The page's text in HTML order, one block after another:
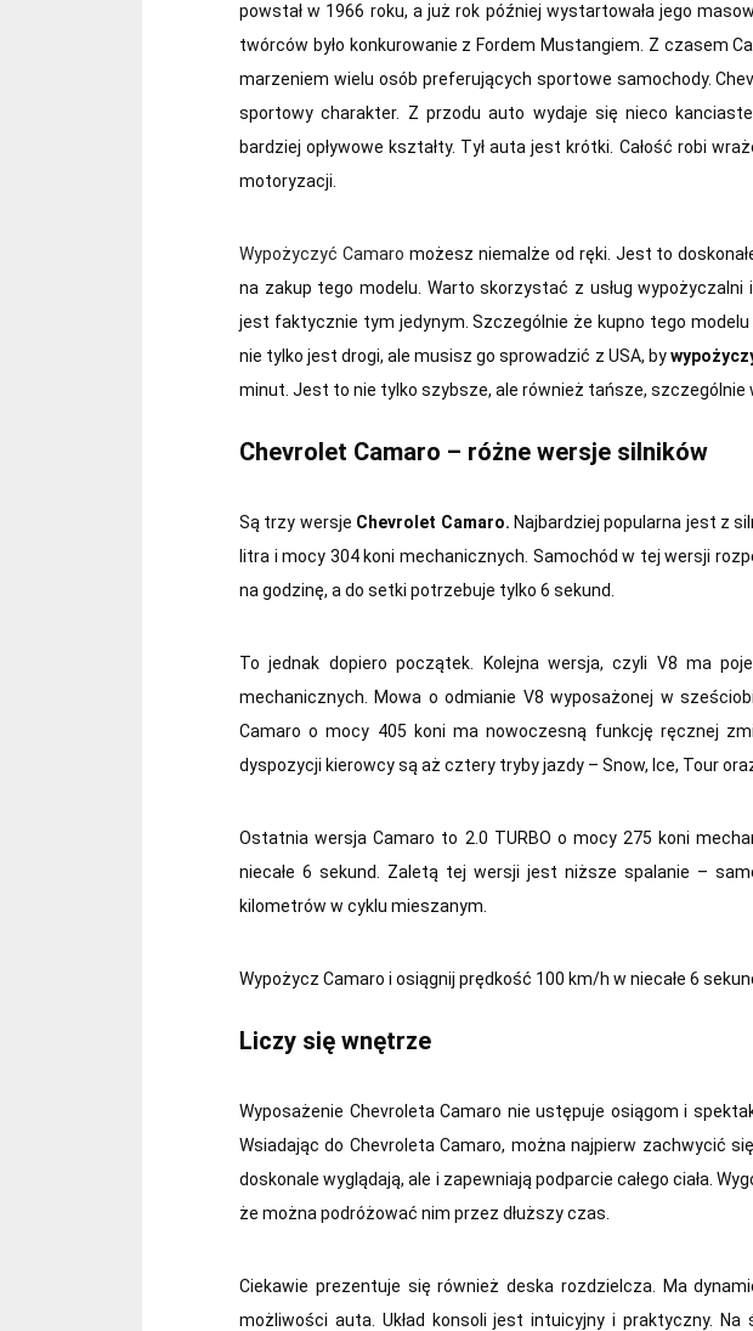
powstał w 1966 roku, a już rok później wystartowała jego
twórców było konkurowanie z Fordem Mustangiem. Z czasem
marzeniem wielu osób preferujących sportowe samochody.
sportowy charakter. Z przodu auto wydaje się nieco
bardziej opływowe kształty. Tył auta jest krótki. Całość robi
motoryzacji.
Wypożyczyć Camaro możesz niemalże od ręki. Jest to
na zakup tego modelu. Warto skorzystać z usług
jest faktycznie tym jedynym. Szczególnie że kupno tego
nie tylko jest drogi, ale musisz go sprowadzić z USA, by
minut. Jest to nie tylko szybsze, ale również tańsze, szczególnie
Chevrolet Camaro – różne wersje silników
Są trzy wersje Chevrolet Camaro. Najbardziej popularna jest z
litra i mocy 304 koni mechanicznych. Samochód w tej wersji
na godzinę, a do setki potrzebuje tylko 6 sekund.
To jednak dopiero początek. Kolejna wersja, czyli V8 ma
mechanicznych. Mowa o odmianie V8 wyposażonej w
Camaro o mocy 405 koni ma nowoczesną funkcję ręcznej
dyspozycji kierowcy są aż cztery tryby jazdy – Snow, Ice, Tour
Ostatnia wersja Camaro to 2.0 TURBO o mocy 275 koni
niecałe 6 sekund. Zaletą tej wersji jest niższe spalanie –
kilometrów w cyklu mieszanym.
Wypożycz Camaro i osiągnij prędkość 100 km/h w niecałe 6
Liczy się wnętrze
Wyposażenie Chevroleta Camaro nie ustępuje osiągom i
Wsiadając do Chevroleta Camaro, można najpierw zachwycić
doskonale wyglądają, ale i zapewniają podparcie całego ciała.
że można podróżować nim przez dłuższy czas.
Ciekawie prezentuje się również deska rozdzielcza. Ma
możliwości auta. Układ konsoli jest intuicyjny i praktyczny.